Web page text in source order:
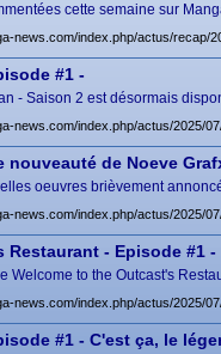
cette semaine sur
news.com/index.php/actus/recap/
#1 -
- Saison 2 est désormais
news.com/index.php/actus/2025/
de Noeve
oeuvres brièvement
news.com/index.php/actus/2025/
- Episode #1 -
Welcome to the Outcast's
news.com/index.php/actus/2025/
#1 - C'est ça, le